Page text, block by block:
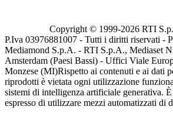
Copyright © 1999-2026 RTI
P.Iva 03976881007 - Tutti i diritti riservati -
Mediamond S.p.A. - RTI S.p.A., Mediaset
Amsterdam (Paesi Bassi) - Uffici Viale
Monzese (MI)Rispetto ai contenuti e ai dati
riprodotti è vietata ogni utilizzazione
sistemi di intelligenza artificiale generativa.
espresso di utilizzare mezzi automatizzati di